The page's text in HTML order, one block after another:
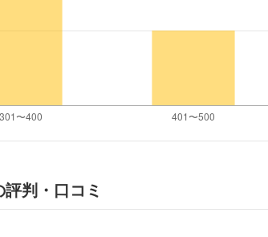
判・口コミ